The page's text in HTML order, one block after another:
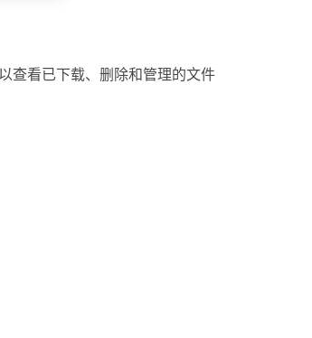
查看已下载、删除和管理的文件